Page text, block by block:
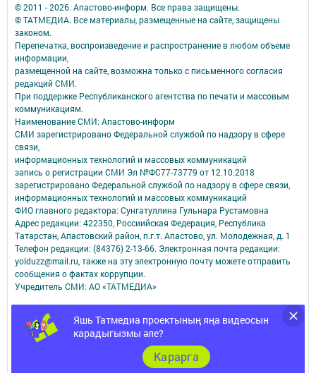
Яшь Татмедиа проектының яңа видеосын
карадыгызмы әле?
Карарга
© 2011 - 2026. Апастово-информ. Все права защищены.
© ТАТМЕДИА. Все материалы, размещенные на сайте, защищены
законом.
Перепечатка, воспроизведение и распространение в любом объеме
информации,
размещенной на сайте, возможна только с письменного согласия
редакций СМИ.
При поддержке Республиканского агентства по печати и массовым
коммуникациям.
Наименование СМИ: Апастово-информ
СМИ зарегистрировано Федеральной службой по надзору в сфере
связи,
информационных технологий и массовых коммуникаций
запись о регистрации СМИ Эл №ФС77-73779 от 12.10.2018
зарегистрировано Федеральной службой по надзору в сфере связи,
информационных технологий и массовых коммуникаций
ФИО главного редактора: Сунгатуллина Гульнара Рустамовна
Адрес редакции: 422350, Россиийская Федерация, Республика
Татарстан, Апастовский район, п.г.т. Апастово, ул. Молодежная, д. 1
Телефон редакции: (84376) 2-13-66. Электронная почта редакции:
yolduzz@mail.ru, также на эту электронную почту можете отправить
сообщения о фактах коррупции.
Учредитель СМИ: АО «ТАТМЕДИА»
Антикоррупционная политика
АО «ТАТМЕДИА» использует «cookie»для персонализации сервисов и
удобства пользователей сайтом.
Использование «cookie» можно отменить в настройках браузера.
Политика конфиденциальности